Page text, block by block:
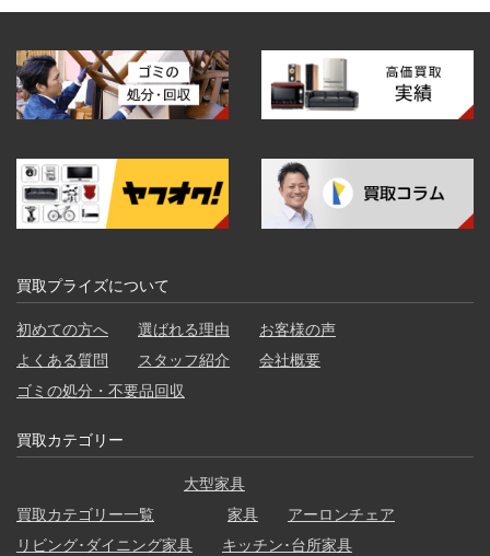
買取プライズについて
初めての方へ 選ばれる理由
お客様の声
よくある質問
スタッフ紹介
会社概要
ゴミの処分・不要品回収
買取カテゴリー
買取カテゴリー一覧
大型家具
家具
アーロンチェア
リビング･ダイニング家具
キッチン･台所家具